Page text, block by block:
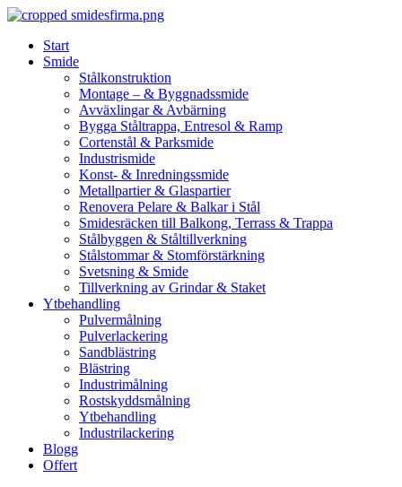
Skip
contentStart
Smide
Stålkonstruktion
Montage – & Byggnadssmide
Avväxlingar & Avbärning
Bygga Ståltrappa, Entresol & Ramp
Cortenstål & Parksmide
Industrismide
Konst- & Inredningssmide
Metallpartier & Glaspartier
Renovera Pelare & Balkar i Stål
Smidesräcken till Balkong, Terrass & Trappa
Stålbyggen & Ståltillverkning
Stålstommar & Stomförstärkning
Svetsning & Smide
Tillverkning av Grindar & Staket
Ytbehandling
Pulvermålning
Pulverlackering
Sandblästring
Blästring
Industrimålning
Rostskyddsmålning
Ytbehandling
Industrilackering
Blogg
Offert